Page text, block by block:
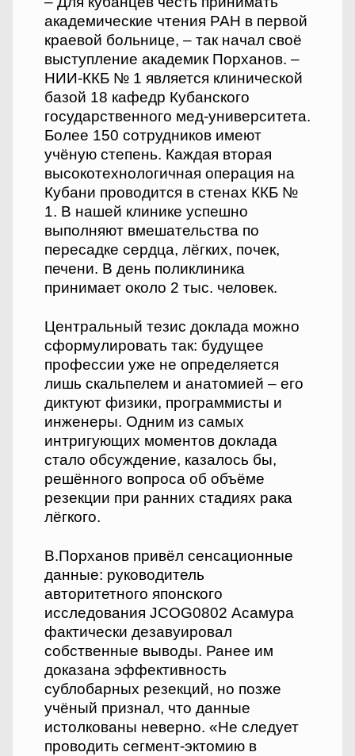
академические чтения РАН в первой
краевой больнице, – так начал своё
выступление академик Порханов. –
НИИ-ККБ № 1 является клинической
базой 18 кафедр Кубанского
государственного мед-университета.
Более 150 сотрудников имеют
учёную степень. Каждая вторая
высокотехнологичная операция на
Кубани проводится в стенах ККБ №
1. В нашей клинике успешно
выполняют вмешательства по
пересадке сердца, лёгких, почек,
печени. В день поликлиника
принимает около 2 тыс. человек.
Центральный тезис доклада можно
сформулировать так: будущее
профессии уже не определяется
лишь скальпелем и анатомией – его
диктуют физики, программисты и
инженеры. Одним из самых
интригующих моментов доклада
стало обсуждение, казалось бы,
решённого вопроса об объёме
резекции при ранних стадиях рака
лёгкого.
В.Порханов привёл сенсационные
данные: руководитель
авторитетного японского
исследования JCOG0802 Асамура
фактически дезавуировал
собственные выводы. Ранее им
доказана эффективность
сублобарных резекций, но позже
учёный признал, что данные
истолкованы неверно. «Не следует
проводить сегмент-эктомию в